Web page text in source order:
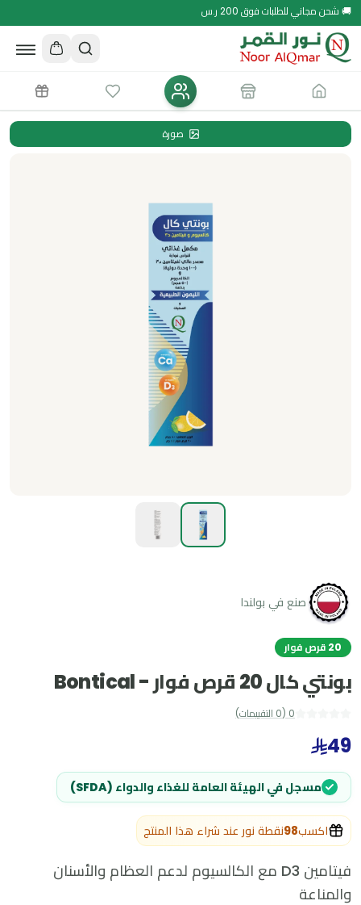
🚚 شحن مجاني للطلبات فوق 200 ر.س
صورة
صنع في بولندا
20 قرص فوار
بونتي كال 20 قرص فوار - Bontical
0
(
0 التقييمات)
49
مسجل في الهيئة العامة للغذاء والدواء (SFDA)
اكسب98نقطة نور عند شراء هذا المنتج
فيتامين D3 مع الكالسيوم لدعم العظام والأسنان
والمناعة